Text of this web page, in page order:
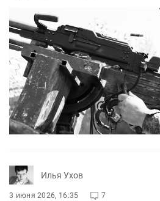
Илья Ухов
3 июня 2026, 16:35 7